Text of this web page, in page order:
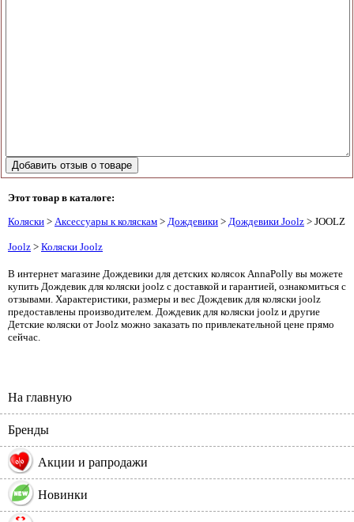
Этот товар в каталоге:
Коляски > Аксессуары к коляскам > Дождевики > Дождевики Joolz > JOOLZ
Joolz > Коляски Joolz
В интернет магазине Дождевики для детских колясок AnnaPolly вы можете
купить Дождевик для коляски joolz с доставкой и гарантией, ознакомиться с
отзывами. Характеристики, размеры и вес Дождевик для коляски joolz
предоставлены производителем. Дождевик для коляски joolz и другие
Детские коляски от Joolz можно заказать по привлекательной цене прямо
сейчас.
На главную
Бренды
% Акции и рапродажи
Новинки